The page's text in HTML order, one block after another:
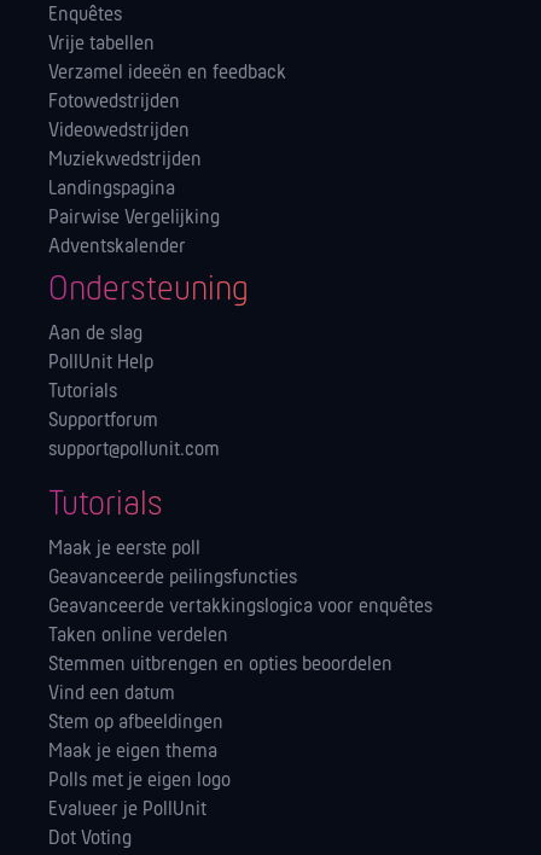
Enquêtes
Vrije tabellen
Verzamel ideeën en feedback
Fotowedstrijden
Videowedstrijden
Muziekwedstrijden
Landingspagina
Pairwise Vergelijking
Adventskalender
Ondersteuning
Aan de slag
PollUnit Help
Tutorials
Supportforum
support@pollunit.com
Tutorials
Maak je eerste poll
Geavanceerde peilingsfuncties
Geavanceerde vertakkingslogica voor enquêtes
Taken online verdelen
Stemmen uitbrengen en opties beoordelen
Vind een datum
Stem op afbeeldingen
Maak je eigen thema
Polls met je eigen logo
Evalueer je PollUnit
Dot Voting